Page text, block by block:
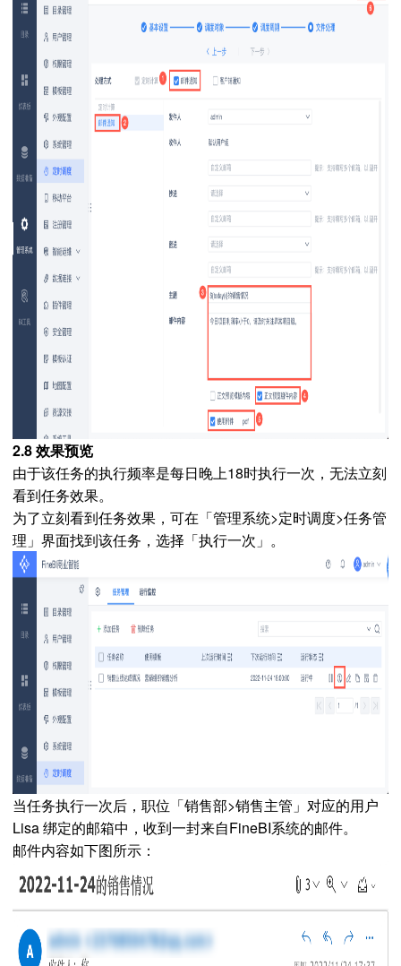
2.8 效果预览
由于该任务的执行频率是每日晚上18时执行一次，无法立刻
看到任务效果。
为了立刻看到任务效果，可在「管理系统>定时调度>任务管
理」界面找到该任务，选择「执行一次」。
当任务执行一次后，职位「销售部>销售主管」对应的用户
Lisa 绑定的邮箱中，收到一封来自FineBI系统的邮件。
邮件内容如下图所示：